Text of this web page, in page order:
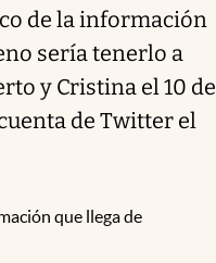
de la información
sería tenerlo a
y Cristina el 10 de
de Twitter el
que llega de